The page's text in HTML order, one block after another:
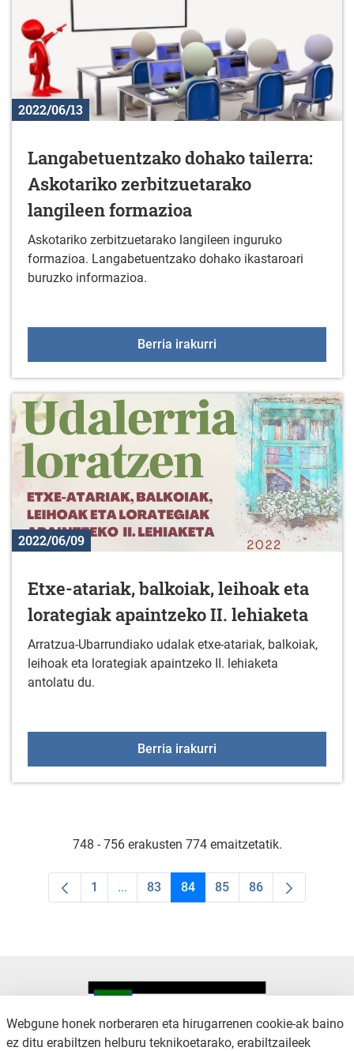
2022/06/13
Langabetuentzako dohako tailerra:
Askotariko zerbitzuetarako
langileen formazioa
Askotariko zerbitzuetarako langileen inguruko
formazioa. Langabetuentzako dohako ikastaroari
buruzko informazioa.
Berria irakurri
2022/06/09
Etxe-atariak, balkoiak, leihoak eta
lorategiak apaintzeko II. lehiaketa
Arratzua-Ubarrundiako udalak etxe-atariak, balkoiak,
leihoak eta lorategiak apaintzeko II. lehiaketa
antolatu du.
Berria irakurri
748 - 756 erakusten 774 emaitzetatik.
Orrialdea
1 ...Intermediate Pages Use TAB to navigate.
Orrialdea
83 Orrialdea
84 Orrialdea
85 Orrialdea
86
Webgune honek norberaren eta hirugarrenen cookie-ak baino
ez ditu erabiltzen helburu teknikoetarako, erabiltzaileek